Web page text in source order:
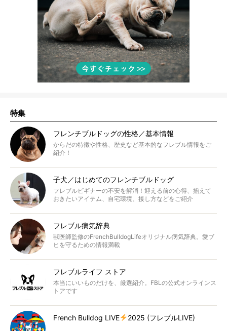
特集
フレンチブルドッグの性格／基本情報
からだの特徴や性格、歴史など基本的なフレブル情報をご
紹介！
子犬／はじめてのフレンチブルドッグ
フレブルビギナーの不安を解消！迎える前の心得、揃えて
おきたいアイテム、自宅環境、接し方などをご紹介
フレブル病気辞典
獣医師監修のFrenchBulldogLifeオリジナル病気辞典。愛ブ
ヒを守るための情報満載
フレブルライフ ストア
本当にいいものだけを、厳選紹介。FBLの公式オンラインス
トアです
French Bulldog LIVE 2025 (フレブルLIVE)